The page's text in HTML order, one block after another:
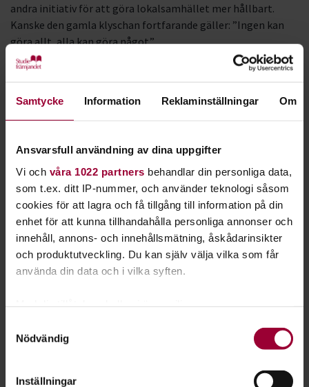
Samtycke Information Reklaminställningar Om
Ansvarsfull användning av dina uppgifter
Vi och våra 1022 partners behandlar din personliga data,
som t.ex. ditt IP-nummer, och använder teknologi såsom
cookies för att lagra och få tillgång till information på din
enhet för att kunna tillhandahålla personliga annonser och
innehåll, annons- och innehållsmätning, åskådarinsikter
och produktutveckling. Du kan själv välja vilka som får
använda din data och i vilka syften.
som kan ha en noggrannhet på upp till flera meter
Nödvändig
Inställningar
andra initiativ för att göra lokalsamhället mer hållbart.
Kanske den gamla klyschan fortfarande gäller: ”Ingen kan
göra allt, alla kan göra något.”
Några källor
Klimatbarometern 2023.
2021.
ETC, 29 november 2023.
SDG (www.sdgtransformationcenter.org).
Filosofiska rummet i P1, 15 september 2019.
Strategi 2131 – för hållbarhet
Ur Studiefrämjandets Strategi 2131 som antogs 2021 och
till ett hållbart samhälle. Klimat- och miljöförändringarna hotar
mänskligheten. Kunskap och medvetenhet om naturens
därför centralt i vårt bildningsarbete för ekologisk hållbarhet."